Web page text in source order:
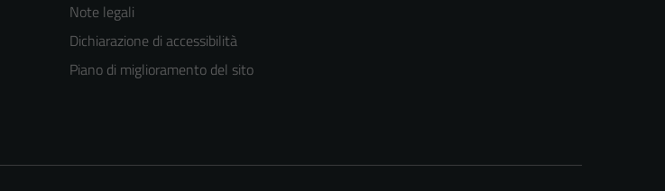
Note legali
Dichiarazione di accessibilità
Piano di miglioramento del sito
Tecnici
Questi cookie
sono necessari
possono